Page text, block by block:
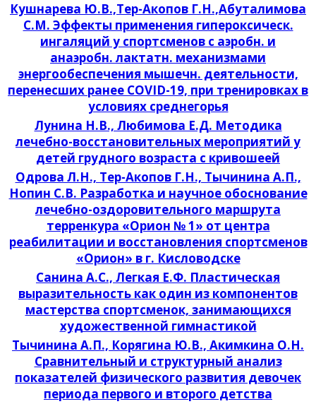
Кушнарева Ю.В.,Тер-Акопов Г.Н.,Абуталимова
С.М. Эффекты применения гипероксическ.
ингаляций у спортсменов с аэробн. и
анаэробн. лактатн. механизмами
энергообеспечения мышечн. деятельности,
перенесших ранее COVID-19, при тренировках в
условиях среднегорья
Лунина Н.В., Любимова Е.Д. Методика
лечебно-восстановительных мероприятий у
детей грудного возраста с кривошеей
Одрова Л.Н., Тер-Акопов Г.Н., Тычинина А.П.,
Нопин С.В. Разработка и научное обоснование
лечебно-оздоровительного маршрута
терренкура «Орион № 1» от центра
реабилитации и восстановления спортсменов
«Орион» в г. Кисловодске
Санина А.С., Легкая Е.Ф. Пластическая
выразительность как один из компонентов
мастерства спортсменок, занимающихся
художественной гимнастикой
Тычинина А.П., Корягина Ю.В., Акимкина О.Н.
Сравнительный и структурный анализ
показателей физического развития девочек
периода первого и второго детства